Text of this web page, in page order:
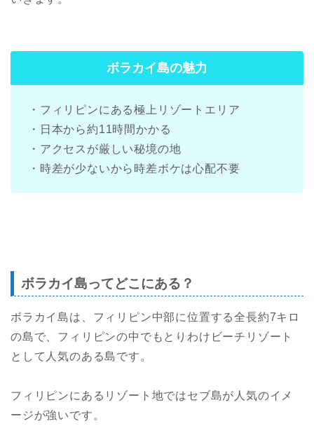
ボラカイ島の魅力
・フィリピンにある極上リゾートエリア
・日本から約11時間かかる
・アクセスが厳しい秘境の地
・時差が少ないから時差ボケは心配不要
ボラカイ島ってどこにある？
ボラカイ島は、フィリピン中部に位置する全長約7キロ
の島で、フィリピンの中でもとりわけビーチリゾート
として人気のある島です。
フィリピンにあるリゾート地ではセブ島が人気のイメ
ージが強いです。